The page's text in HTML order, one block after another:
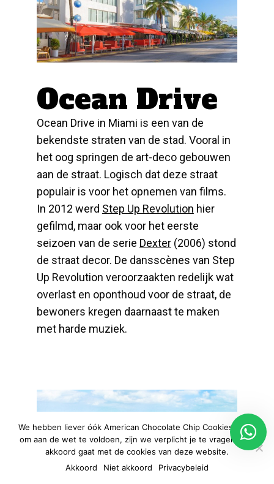
Ocean Drive
Ocean Drive in Miami is een van de
bekendste straten van de stad. Vooral in
het oog springen de art-deco gebouwen
aan de straat. Logisch dat deze straat
populair is voor het opnemen van films.
In 2012 werd Step Up Revolution hier
gefilmd, maar ook voor het eerste
seizoen van de serie Dexter(2006) stond
de straat decor. De dansscènes van Step
Up Revolution veroorzaakten redelijk wat
overlast en oponthoud voor de straat, de
bewoners kregen daarnaast te maken
met harde muziek.
We hebben liever óók American Chocolate Chip Cookies, maar
om aan de wet te voldoen, zijn we verplicht je te vragen of je
akkoord gaat met de cookies van deze website.
Akkoord
Niet akkoord Privacybeleid